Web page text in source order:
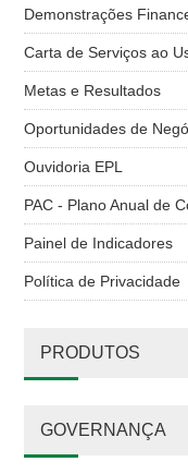
Demonstrações
Carta de Serviços ao
Metas e Resultados
Oportunidades de
Ouvidoria EPL
PAC - Plano Anual de
Painel de Indicadores
Política de Privacidade
PRODUTOS
GOVERNANÇA